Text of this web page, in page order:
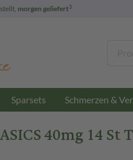
morgen geliefert3
Sparsets Schmerzen &
40mg 14